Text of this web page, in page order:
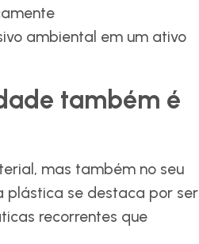
ambiental em um ativo
também é
mas também no seu
plástica se destaca por ser
recorrentes que